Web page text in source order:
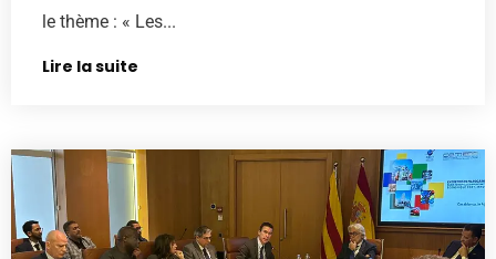
le thème : « Les...
Lire la suite